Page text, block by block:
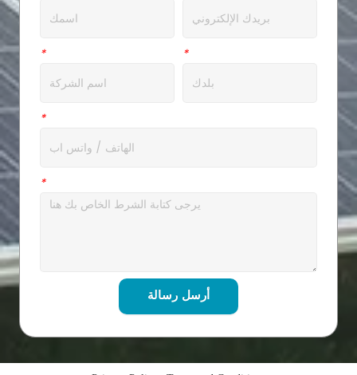
*شركة *عنوان
*
*رسالة
أرسل رسالة